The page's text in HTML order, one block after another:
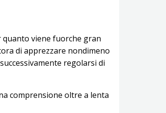
quanto viene fuorche gran
di apprezzare nondimeno
regolarsi di
comprensione oltre a lenta